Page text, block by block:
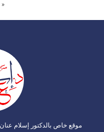
«
موقع خاص بالدكتور إسلام